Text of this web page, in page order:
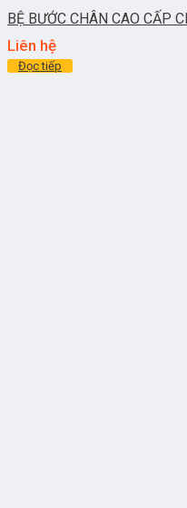
BỆ BƯỚC CHÂN CAO CẤP
Liên hệ
Đọc tiếp